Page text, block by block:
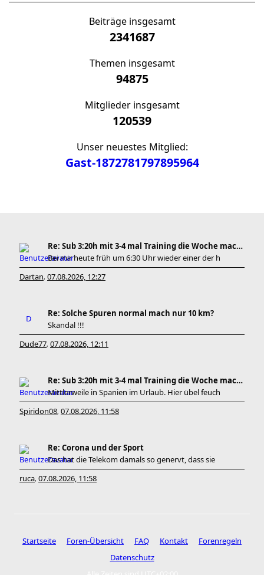
Beiträge insgesamt
2341687
Themen insgesamt
94875
Mitglieder insgesamt
120539
Unser neuestes Mitglied:
Gast-1872781797895964
Re: Sub 3:20h mit 3-4 mal Training die Woche machb
Bei mir heute früh um 6:30 Uhr wieder einer der h
Dartan, 07.08.2026, 12:27
Re: Solche Spuren normal mach nur 10 km?
Skandal !!!
Dude77, 07.08.2026, 12:11
Re: Sub 3:20h mit 3-4 mal Training die Woche machb
Mittlerweile in Spanien im Urlaub. Hier übel feuch
Spiridon08, 07.08.2026, 11:58
Re: Corona und der Sport
Das hat die Telekom damals so genervt, dass sie
ruca, 07.08.2026, 11:58
Startseite Foren-Übersicht FAQ Kontakt
Forenregeln
Datenschutz